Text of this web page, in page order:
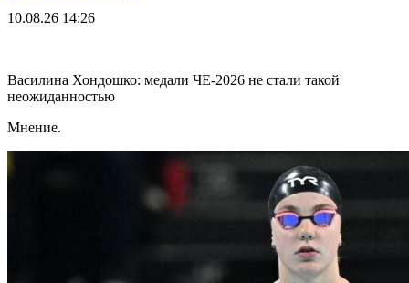
10.08.26 14:26
Василина Хондошко: медали ЧЕ-2026 не стали такой
неожиданностью
Мнение.